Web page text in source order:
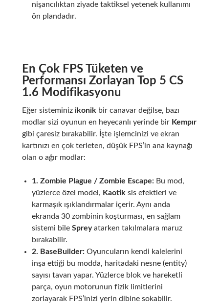
nişancılıktan ziyade taktiksel yetenek kullanımı
ön plandadır.
En Çok FPS Tüketen ve
Performansı Zorlayan Top 5 CS
1.6 Modifikasyonu
Eğer sisteminiz ikonikbir canavar değilse, bazı
modlar sizi oyunun en heyecanlı yerinde bir Kempır
gibi çaresiz bırakabilir. İşte işlemcinizi ve ekran
kartınızı en çok terleten, düşük FPS’in ana kaynağı
olan o ağır modlar:
1. Zombie Plague / Zombie Escape:Bu mod,
yüzlerce özel model, Kaotiksis efektleri ve
karmaşık ışıklandırmalar içerir. Aynı anda
ekranda 30 zombinin koşturması, en sağlam
sistemi bile Spreyatarken takılmalara maruz
bırakabilir.
2. BaseBuilder:Oyuncuların kendi kalelerini
inşa ettiği bu modda, haritadaki nesne (entity)
sayısı tavan yapar. Yüzlerce blok ve hareketli
parça, oyun motorunun fizik limitlerini
zorlayarak FPS’inizi yerin dibine sokabilir.